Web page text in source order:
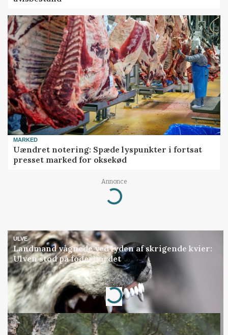
MARKED
Uændret notering: Spæde lyspunkter i fortsat
presset marked for oksekød
Annonce
Loading...
ULVE
Landmand vågnede ved lyden af skrigende kvier:
Ulven stod på foderbordet
Annonce
Loading...